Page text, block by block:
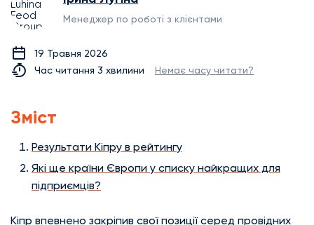
Менеджер по роботі з клієнтами
19 Травня 2026
Час читання 3 хвилини
Немає часу читати?
Зміст
Результати Кіпру в рейтингу
Які ще країни Європи у списку найкращих для
підприємців?
Кіпр впевнено закріпив свої позиції серед провідних